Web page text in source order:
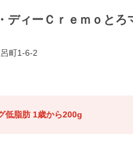
ディーＣｒｅｍｏとろ
町1-6-2
低脂肪 1歳から200g